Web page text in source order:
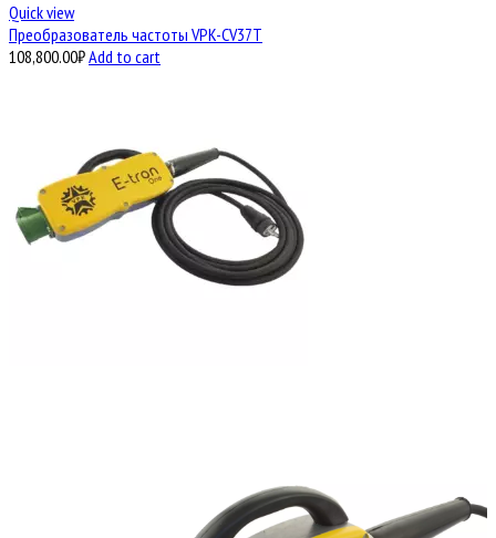
Quick view
Преобразователь частоты VPK-CV37T
108,800.00₽Add to cart